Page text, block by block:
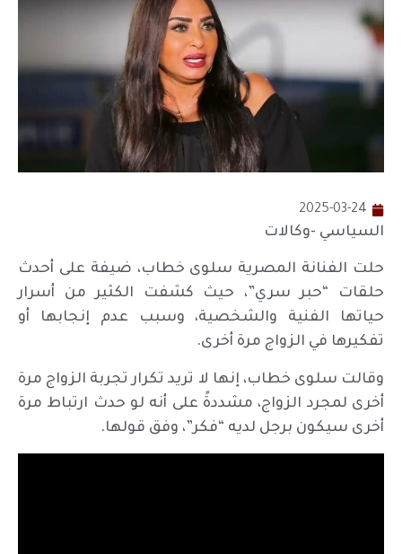
2025-03-24
السياسي -وكالات
حلت الفنانة المصرية سلوى خطاب، ضيفة على أحدث
حلقات “حبر سري”، حيث كشفت الكثير من أسرار
حياتها الفنية والشخصية، وسبب عدم إنجابها أو
تفكيرها في الزواج مرة أخرى.
وقالت سلوى خطاب، إنها لا تريد تكرار تجربة الزواج مرة
أخرى لمجرد الزواج، مشددةً على أنه لو حدث ارتباط مرة
أخرى سيكون برجل لديه “فكر”، وفق قولها.